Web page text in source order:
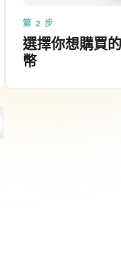
第 2 步
選擇你想購買
幣